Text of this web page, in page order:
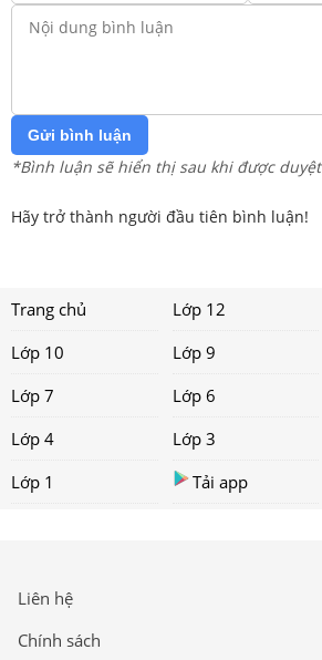
Gửi bình luận
*Bình luận sẽ hiển thị sau khi được duyệt
Hãy trở thành người đầu tiên bình luận!
Trang chủ Lớp 12
Lớp 10
Lớp 9
Lớp 7
Lớp 6
Lớp 4
Lớp 3
Lớp 1
Tải app
Liên hệ
Chính sách